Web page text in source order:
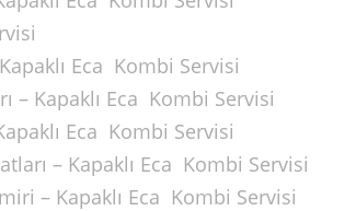
Eca Kombi Servisi
Kapaklı Eca Kombi Servisi
Eca Kombi Servisi
– Kapaklı Eca Kombi Servisi
– Kapaklı Eca Kombi Servisi